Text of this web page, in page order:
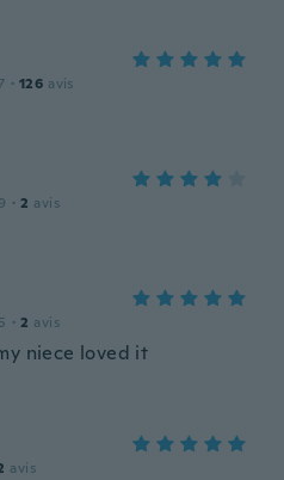
· 126 avis
· 2 avis
· 2 avis
niece loved it
avis